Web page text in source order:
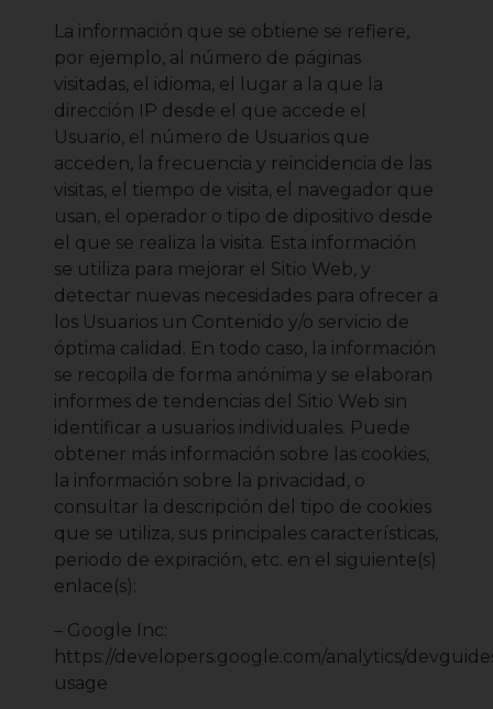
La información que se obtiene se refiere,
por ejemplo, al número de páginas
visitadas, el idioma, el lugar a la que la
dirección IP desde el que accede el
Usuario, el número de Usuarios que
acceden, la frecuencia y reincidencia de las
visitas, el tiempo de visita, el navegador que
usan, el operador o tipo de dipositivo desde
el que se realiza la visita. Esta información
se utiliza para mejorar el Sitio Web, y
detectar nuevas necesidades para ofrecer a
los Usuarios un Contenido y/o servicio de
óptima calidad. En todo caso, la información
se recopila de forma anónima y se elaboran
informes de tendencias del Sitio Web sin
identificar a usuarios individuales. Puede
obtener más información sobre las cookies,
la información sobre la privacidad, o
consultar la descripción del tipo de cookies
que se utiliza, sus principales características,
periodo de expiración, etc. en el siguiente(s)
enlace(s):
– Google Inc:
https://developers.google.com/analytics/
usage